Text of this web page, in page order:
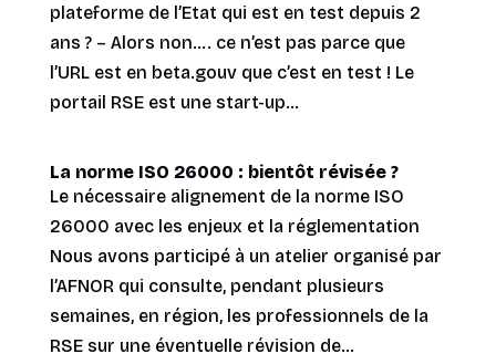
plateforme de l’Etat qui est en test depuis 2
ans ? – Alors non…. ce n’est pas parce que
l’URL est en beta.gouv que c’est en test ! Le
portail RSE est une start-up...
La norme ISO 26000 : bientôt révisée ?
Le nécessaire alignement de la norme ISO
26000 avec les enjeux et la réglementation
Nous avons participé à un atelier organisé par
l’AFNOR qui consulte, pendant plusieurs
semaines, en région, les professionnels de la
RSE sur une éventuelle révision de...